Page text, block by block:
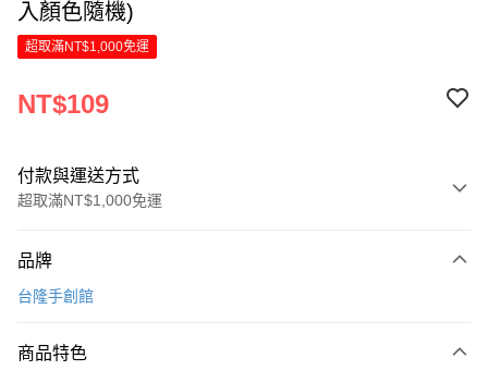
入顏色隨機)
超取滿NT$1,000免運
NT$109
付款與運送方式
超取滿NT$1,000免運
信用卡一次付款
Apple Pay
品牌
台隆手創館
商品特色